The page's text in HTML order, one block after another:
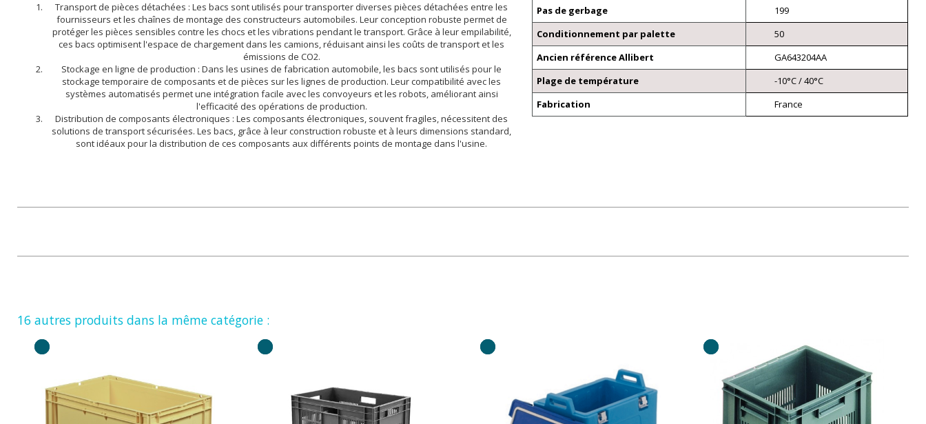
Transport de pièces détachées : Les bacs sont utilisés pour transporter diverses pièces détachées entre les
fournisseurs et les chaînes de montage des constructeurs automobiles. Leur conception robuste permet de
protéger les pièces sensibles contre les chocs et les vibrations pendant le transport. Grâce à leur empilabilité,
ces bacs optimisent l'espace de chargement dans les camions, réduisant ainsi les coûts de transport et les
émissions de CO2.
Stockage en ligne de production : Dans les usines de fabrication automobile, les bacs sont utilisés pour le
stockage temporaire de composants et de pièces sur les lignes de production. Leur compatibilité avec les
systèmes automatisés permet une intégration facile avec les convoyeurs et les robots, améliorant ainsi
l'efficacité des opérations de production.
Distribution de composants électroniques : Les composants électroniques, souvent fragiles, nécessitent des
solutions de transport sécurisées. Les bacs, grâce à leur construction robuste et à leurs dimensions standard,
sont idéaux pour la distribution de ces composants aux différents points de montage dans l'usine.
Pas de gerbage
199
Conditionnement par palette
50
Ancien référence Allibert
GA643204AA
Plage de température
-10°C / 40°C
Fabrication
France
16 autres produits dans la même catégorie :